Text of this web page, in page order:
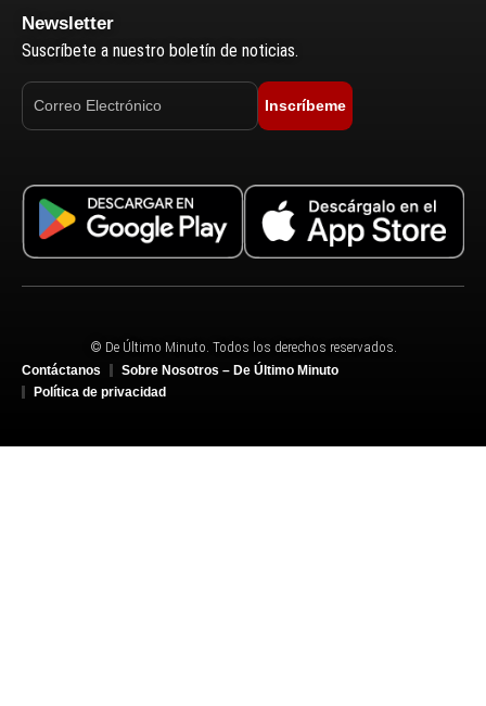
Newsletter
Suscríbete a nuestro boletín de noticias.
Inscríbeme
© De Último Minuto. Todos los derechos reservados.
Contáctanos
Sobre Nosotros – De Último Minuto
Política de privacidad